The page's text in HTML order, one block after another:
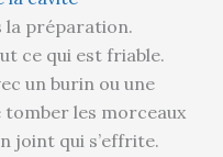
la préparation.
ce qui est friable.
un burin ou une
les morceaux
joint qui s’effrite.